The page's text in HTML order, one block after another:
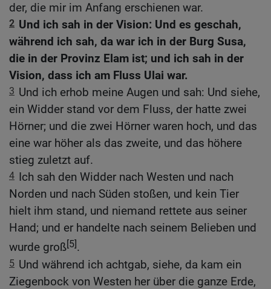
der, die mir im Anfang erschienen war.
2 Und ich sah in der Vision: Und es geschah,
während ich sah, da war ich in der Burg Susa,
die in der Provinz Elam ist; und ich sah in der
Vision, dass ich am Fluss Ulai war.
3 Und ich erhob meine Augen und sah: Und siehe,
ein Widder stand vor dem Fluss, der hatte zwei
Hörner; und die zwei Hörner waren hoch, und das
eine war höher als das zweite, und das höhere
stieg zuletzt auf.
4 Ich sah den Widder nach Westen und nach
Norden und nach Süden stoßen, und kein Tier
hielt ihm stand, und niemand rettete aus seiner
Hand; und er handelte nach seinem Belieben und
wurde groß[5].
5 Und während ich achtgab, siehe, da kam ein
Ziegenbock von Westen her über die ganze Erde,